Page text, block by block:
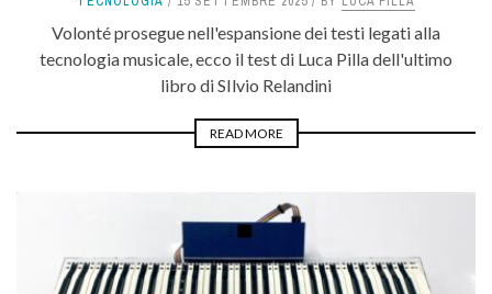
Volonté prosegue nell'espansione dei testi legati alla
tecnologia musicale, ecco il test di Luca Pilla dell'ultimo
libro di SIlvio Relandini
READ MORE